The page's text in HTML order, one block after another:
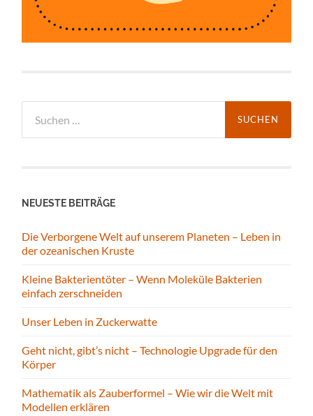
nach:
NEUESTE BEITRÄGE
Die Verborgene Welt auf unserem Planeten – Leben in
der ozeanischen Kruste
Kleine Bakterientöter – Wenn Moleküle Bakterien
einfach zerschneiden
Unser Leben in Zuckerwatte
Geht nicht, gibt’s nicht – Technologie Upgrade für den
Körper
Mathematik als Zauberformel – Wie wir die Welt mit
Modellen erklären